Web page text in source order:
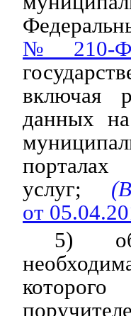
№ 210-
включая
данных
порталах
услуг;
от
5)